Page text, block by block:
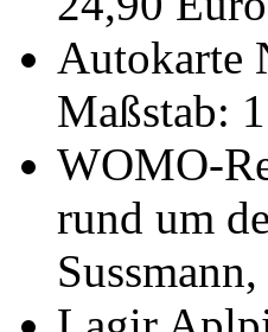
Autokarte
Maßstab:
WOMO-
rund um